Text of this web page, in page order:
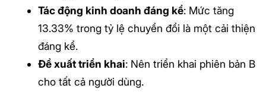
Tác động kinh doanh đáng kể: Mức tăng
13.33% trong tỷ lệ chuyển đổi là một cải thiện
đáng kể.
Đề xuất triển khai: Nên triển khai phiên bản B
cho tất cả người dùng.